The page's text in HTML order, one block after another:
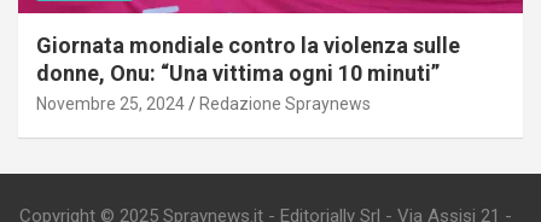
Giornata mondiale contro la violenza sulle
donne, Onu: “Una vittima ogni 10 minuti”
Novembre 25, 2024 Redazione Spraynews
Copyright © 2025 Spraynews.it - Editorially Srl - Via Assisi 21 -